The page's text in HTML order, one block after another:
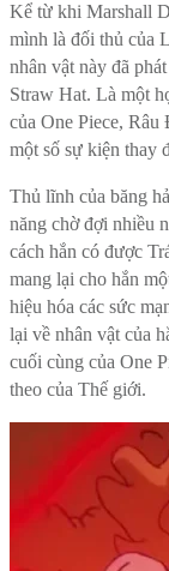
Kể từ khi Marshall
mình là đối thủ của
nhân vật này đã
Straw Hat. Là một
của One Piece,
một số sự kiện thay
Thủ lĩnh của băng
năng chờ đợi nhiều
cách hắn có được
mang lại cho hắn
hiệu hóa các sức
lại về nhân vật của
cuối cùng của One
theo của Thế giới.